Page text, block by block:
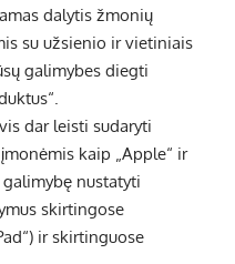
dalytis žmonių
su užsienio ir vietiniais
galimybes diegti
dar leisti sudaryti
kaip „Apple“ ir
nustatyti
skirtingose
ir skirtinguose